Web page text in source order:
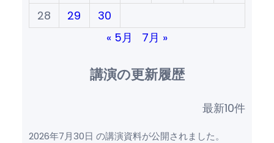
28
29
30
« 5月
7月 »
講演の更新履歴
最新10件
2026年7月30日 の講演資料が公開されました。